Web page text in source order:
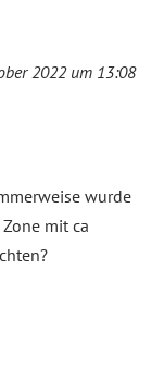
2022 um 13:08
wurde
mit ca